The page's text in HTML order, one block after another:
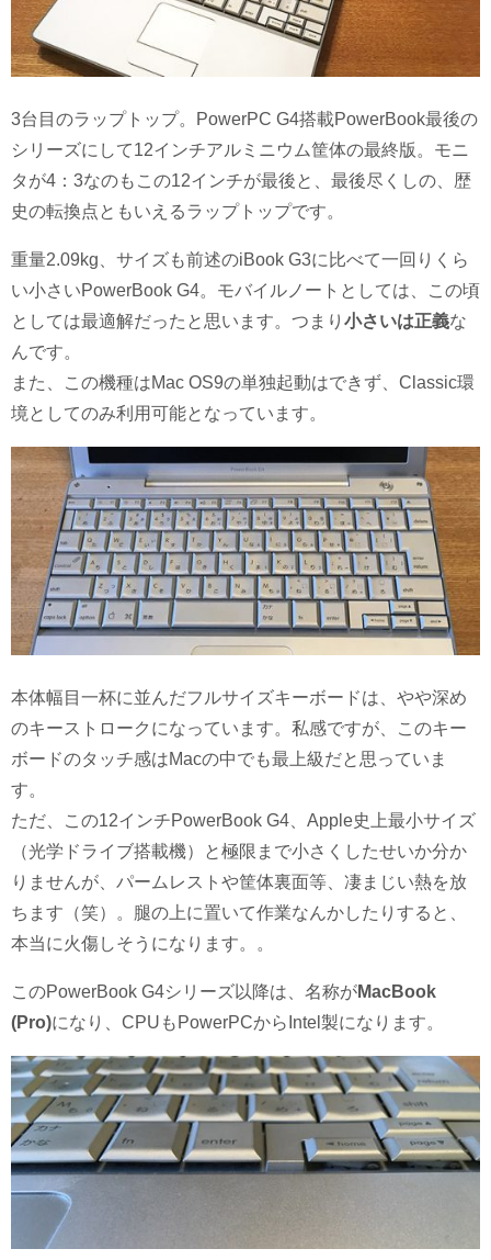
3台目のラップトップ。PowerPC G4搭載PowerBook最後の
シリーズにして12インチアルミニウム筐体の最終版。モニ
タが4：3なのもこの12インチが最後と、最後尽くしの、歴
史の転換点ともいえるラップトップです。
重量2.09kg、サイズも前述のiBook G3に比べて一回りくら
い小さいPowerBook G4。モバイルノートとしては、この頃
としては最適解だったと思います。つまり 小さいは正義な
んです。
また、この機種はMac OS9の単独起動はできず、Classic環
境としてのみ利用可能となっています。
本体幅目一杯に並んだフルサイズキーボードは、やや深め
のキーストロークになっています。私感ですが、このキー
ボードのタッチ感はMacの中でも最上級だと思っていま
す。
ただ、この12インチPowerBook G4、Apple史上最小サイズ
（光学ドライブ搭載機）と極限まで小さくしたせいか分か
りませんが、パームレストや筐体裏面等、凄まじい熱を放
ちます（笑）。腿の上に置いて作業なんかしたりすると、
本当に火傷しそうになります。。
このPowerBook G4シリーズ以降は、名称がMacBook
(Pro)になり、CPUもPowerPCからIntel製になります。